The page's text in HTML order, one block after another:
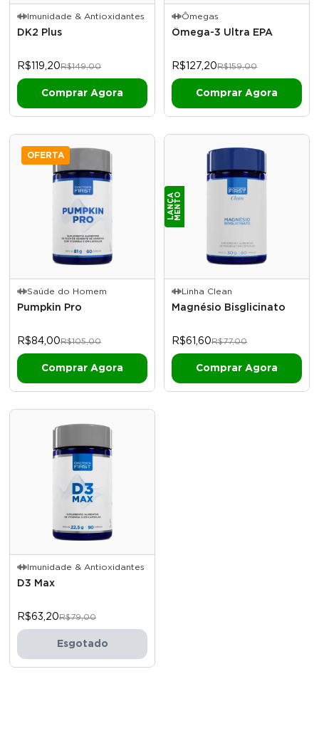
Imunidade & Antioxidantes
DK2 Plus
R$119,20R$149,00
Ômegas
Ômega-3 Ultra EPA
R$127,20R$159,00
OFERTA
Saúde do Homem
Pumpkin Pro
R$84,00R$105,00
L
A
N
Ç
A
M
E
N
TO
Linha Clean
Magnésio Bisglicinato
R$61,60R$77,00
Imunidade & Antioxidantes
D3 Max
R$63,20R$79,00
Esgotado